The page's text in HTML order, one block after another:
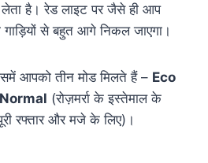
है। रेड लाइट पर जैसे ही आप
से बहुत आगे निकल जाएगा।
आपको तीन मोड मिलते हैं – Eco
Normal (रोज़मर्रा के इस्तेमाल के
रफ्तार और मजे के लिए)।